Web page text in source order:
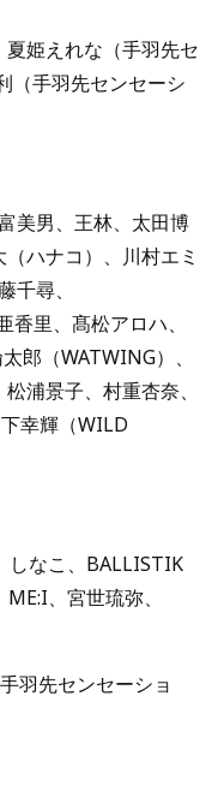
姫えれな（⼿⽻先セ
（⼿⽻先センセーシ
美男、王林、太⽥博
ハナコ）、川村エミ
千尋、
⾹⾥、髙松アロハ、
郎（WATWING）、
浦景⼦、村重杏奈、
幸輝（WILD
しなこ、BALLISTIK
、宮世琉弥、
⽻先センセーショ